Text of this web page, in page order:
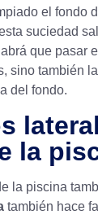
el fondo
suciedad
que pasar
sino también
del fondo.
la
la piscina
también hace